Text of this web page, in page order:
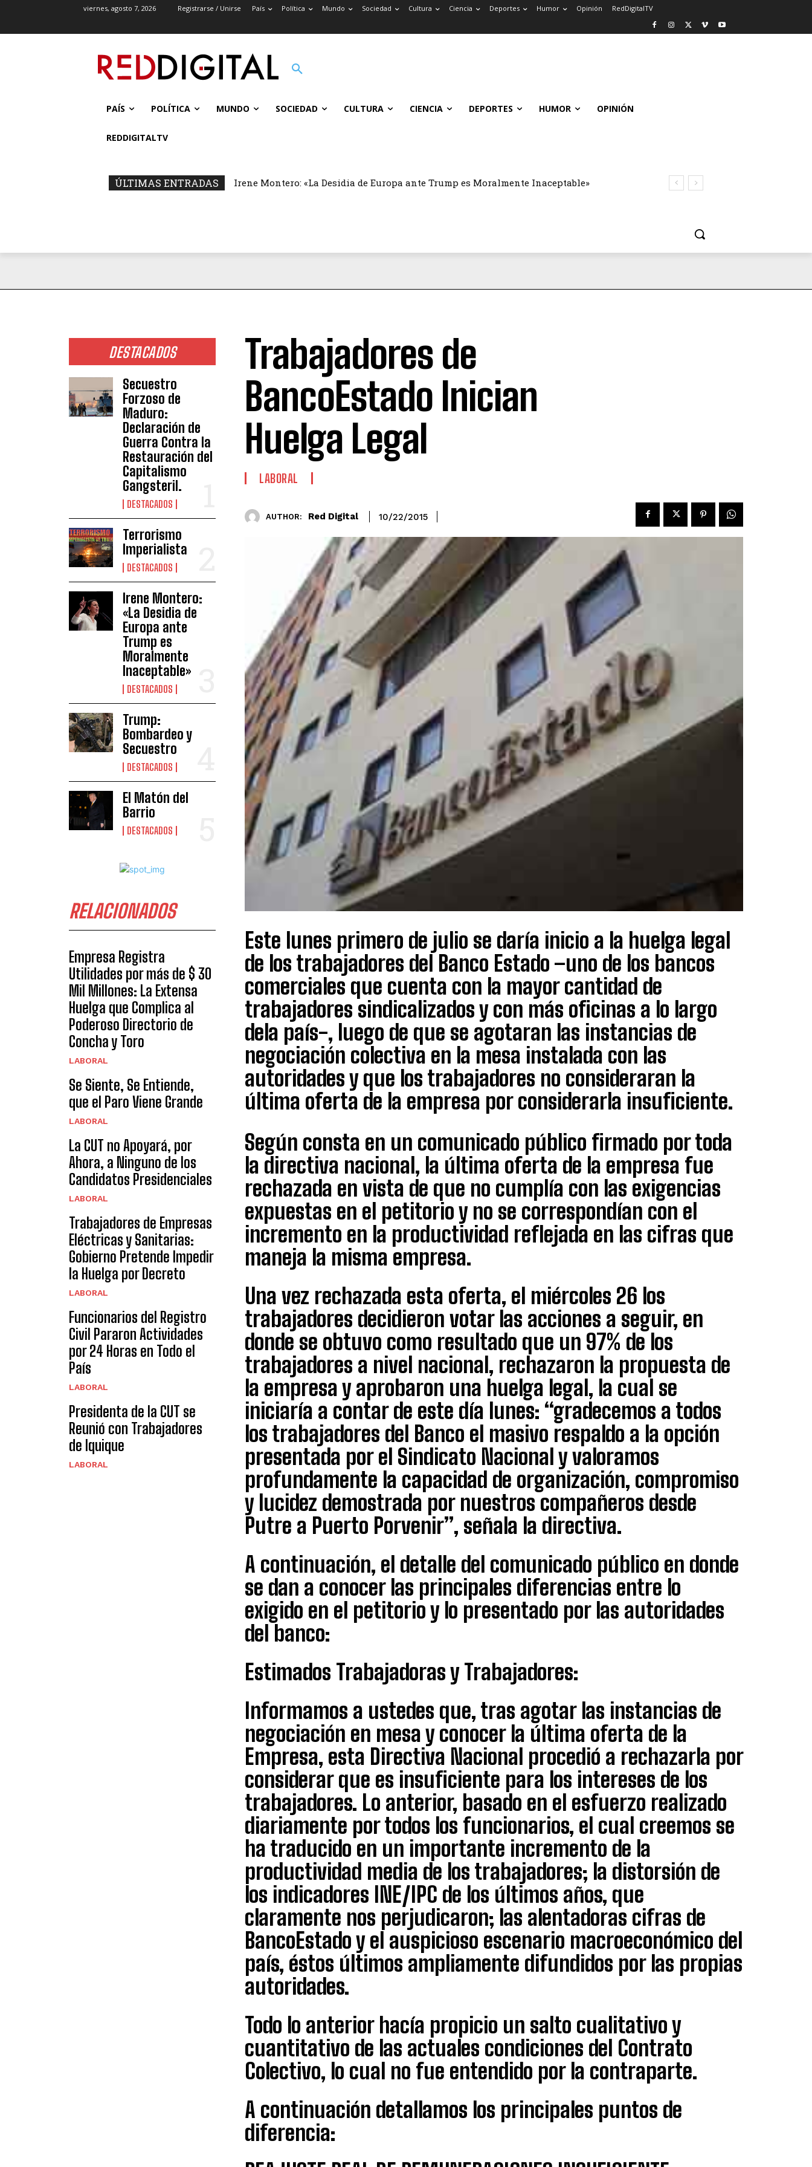
viernes, agosto 7, 2026 Registrarse / Unirse País Política Mundo Sociedad Cultura Ciencia Deportes Humor Opinión RedDigitalTV
PAÍS POLÍTICA MUNDO SOCIEDAD CULTURA CIENCIA DEPORTES HUMOR OPINIÓN
REDDIGITALTV
ÚLTIMAS ENTRADAS Irene Montero: «La Desidia de Europa ante Trump es Moralmente Inaceptable»
DESTACADOS
Secuestro
Forzoso de
Maduro:
Declaración de
Guerra Contra la
Restauración del
Capitalismo
Gangsteril.
DESTACADOS
Terrorismo
Imperialista
DESTACADOS
Irene Montero:
«La Desidia de
Europa ante
Trump es
Moralmente
Inaceptable»
DESTACADOS
Trump:
Bombardeo y
Secuestro
DESTACADOS
El Matón del
Barrio
DESTACADOS
RELACIONADOS
Empresa Registra
Utilidades por más de $ 30
Mil Millones: La Extensa
Huelga que Complica al
Poderoso Directorio de
Concha y Toro
LABORAL
Se Siente, Se Entiende,
que el Paro Viene Grande
LABORAL
La CUT no Apoyará, por
Ahora, a Ninguno de los
Candidatos Presidenciales
LABORAL
Trabajadores de Empresas
Eléctricas y Sanitarias:
Gobierno Pretende Impedir
la Huelga por Decreto
LABORAL
Funcionarios del Registro
Civil Pararon Actividades
por 24 Horas en Todo el
País
LABORAL
Presidenta de la CUT se
Reunió con Trabajadores
de Iquique
LABORAL
Trabajadores de
BancoEstado Inician
Huelga Legal
LABORAL
AUTHOR: Red Digital 10/22/2015
Este lunes primero de julio se daría inicio a la huelga legal
de los trabajadores del Banco Estado –uno de los bancos
comerciales que cuenta con la mayor cantidad de
trabajadores sindicalizados y con más oficinas a lo largo
dela país-, luego de que se agotaran las instancias de
negociación colectiva en la mesa instalada con las
autoridades y que los trabajadores no consideraran la
última oferta de la empresa por considerarla insuficiente.
Según consta en un comunicado público firmado por toda
la directiva nacional, la última oferta de la empresa fue
rechazada en vista de que no cumplía con las exigencias
expuestas en el petitorio y no se correspondían con el
incremento en la productividad reflejada en las cifras que
maneja la misma empresa.
Una vez rechazada esta oferta, el miércoles 26 los
trabajadores decidieron votar las acciones a seguir, en
donde se obtuvo como resultado que un 97% de los
trabajadores a nivel nacional, rechazaron la propuesta de
la empresa y aprobaron una huelga legal, la cual se
iniciaría a contar de este día lunes: “gradecemos a todos
los trabajadores del Banco el masivo respaldo a la opción
presentada por el Sindicato Nacional y valoramos
profundamente la capacidad de organización, compromiso
y lucidez demostrada por nuestros compañeros desde
Putre a Puerto Porvenir”, señala la directiva.
A continuación, el detalle del comunicado público en donde
se dan a conocer las principales diferencias entre lo
exigido en el petitorio y lo presentado por las autoridades
del banco:
Estimados Trabajadoras y Trabajadores:
Informamos a ustedes que, tras agotar las instancias de
negociación en mesa y conocer la última oferta de la
Empresa, esta Directiva Nacional procedió a rechazarla por
considerar que es insuficiente para los intereses de los
trabajadores. Lo anterior, basado en el esfuerzo realizado
diariamente por todos los funcionarios, el cual creemos se
ha traducido en un importante incremento de la
productividad media de los trabajadores; la distorsión de
los indicadores INE/IPC de los últimos años, que
claramente nos perjudicaron; las alentadoras cifras de
BancoEstado y el auspicioso escenario macroeconómico del
país, éstos últimos ampliamente difundidos por las propias
autoridades.
Todo lo anterior hacía propicio un salto cualitativo y
cuantitativo de las actuales condiciones del Contrato
Colectivo, lo cual no fue entendido por la contraparte.
A continuación detallamos los principales puntos de
diferencia: